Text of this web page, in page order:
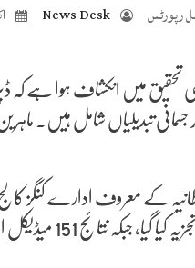
رپورٹس News Desk
تحقیق میں انکشاف ہوا ہے کہ
جسمانی تبدیلیاں شامل ہیں۔
پر سامنے لائے گئے۔ تحقیق کے مطابق یہ جائزہ زیادہ تر ان مریضوں پر مرکوز تھا جو علاج کے ابتدائی آٹھ ہفتوں سے گزر رہے تھے۔